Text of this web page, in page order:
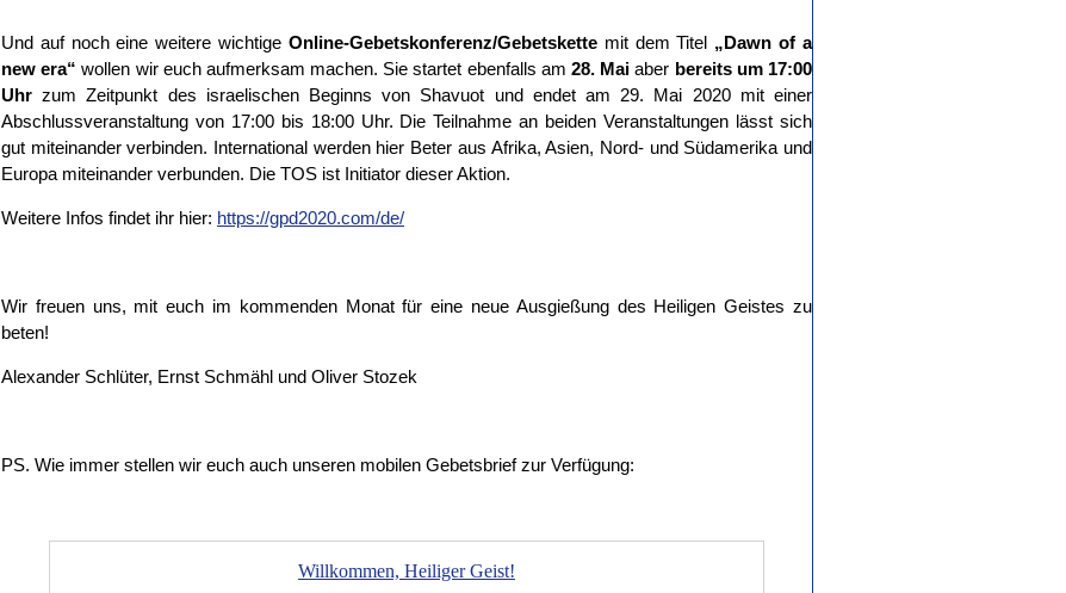
Und auf noch eine weitere wichtige Online-Gebetskonferenz/Gebetskettemit dem Titel „Dawn of a
new era“ wollen wir euch aufmerksam machen. Sie startet ebenfalls am28. Maiaber bereits um 17:00
Uhrzum Zeitpunkt des israelischen Beginns von Shavuot und endet am 29. Mai 2020 mit einer
Abschlussveranstaltung von 17:00 bis 18:00 Uhr. Die Teilnahme an beiden Veranstaltungen lässt sich
gut miteinander verbinden. International werden hier Beter aus Afrika, Asien, Nord- und Südamerika und
Europa miteinander verbunden. Die TOS ist Initiator dieser Aktion.
Weitere Infos findet ihr hier: https://gpd2020.com/de/
Wir freuen uns, mit euch im kommenden Monat für eine neue Ausgießung des Heiligen Geistes zu
beten!
Alexander Schlüter, Ernst Schmähl und Oliver Stozek
PS. Wie immer stellen wir euch auch unseren mobilen Gebetsbrief zur Verfügung:
Willkommen, Heiliger Geist!